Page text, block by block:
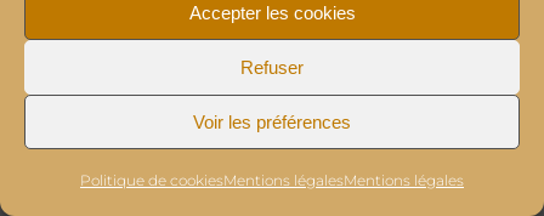
Accepter les cookies
Refuser
Voir les préférences
Politique de cookiesMentions légalesMentions légales